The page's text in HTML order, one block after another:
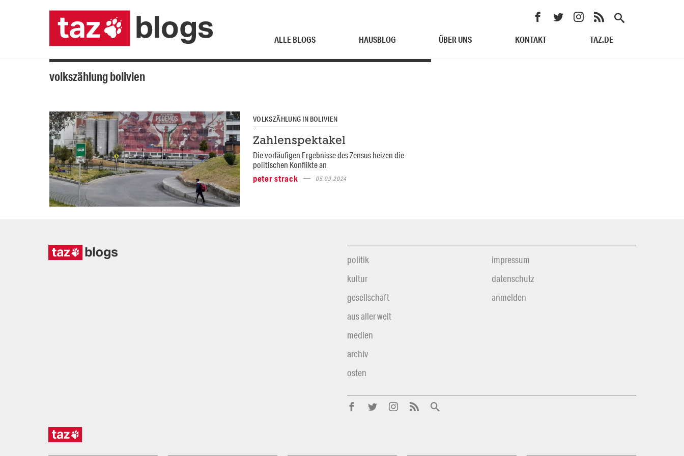
ALLE BLOGS HAUSBLOG ÜBER UNS KONTAKT TAZ.DE
volkszählung bolivien
VOLKSZÄHLUNG IN BOLIVIEN
Zahlenspektakel
Die vorläufigen Ergebnisse des Zensus heizen die
politischen Konflikte an
peter strack
05.09.2024
politik
kultur
gesellschaft
aus aller welt
medien
archiv
osten
impressum
datenschutz
anmelden